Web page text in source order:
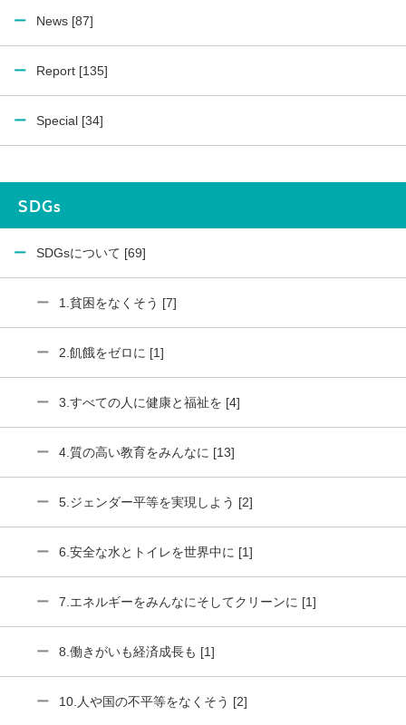
News [87]
Report [135]
Special [34]
SDGs
SDGsについて [69]
1.貧困をなくそう [7]
2.飢餓をゼロに [1]
3.すべての人に健康と福祉を [4]
4.質の高い教育をみんなに [13]
5.ジェンダー平等を実現しよう [2]
6.安全な水とトイレを世界中に [1]
7.エネルギーをみんなにそしてクリーンに [1]
8.働きがいも経済成長も [1]
10.人や国の不平等をなくそう [2]